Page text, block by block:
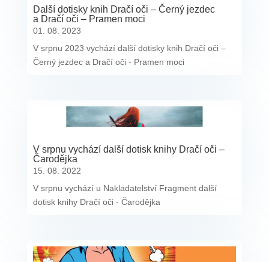
Další dotisky knih Dračí oči – Černý jezdec
a Dračí oči – Pramen moci
01. 08. 2023
V srpnu 2023 vychází další dotisky knih Dračí oči –
Černý jezdec a Dračí oči - Pramen moci
V srpnu vychází další dotisk knihy Dračí oči –
Čarodějka
15. 08. 2022
V srpnu vychází u Nakladatelství Fragment další
dotisk knihy Dračí oči - Čarodějka